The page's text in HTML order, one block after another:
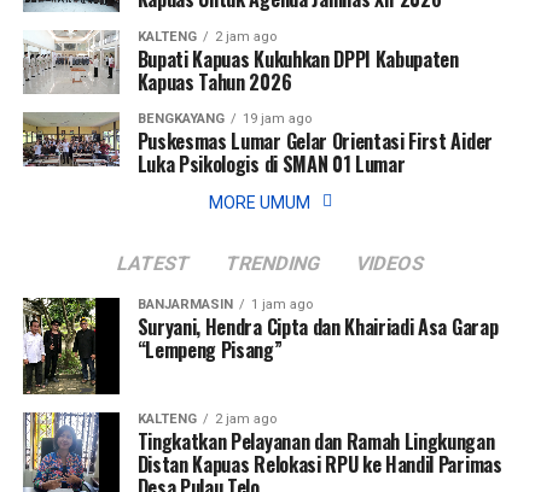
KALTENG 2 jam ago
Bupati Kapuas Kukuhkan DPPI Kabupaten
Kapuas Tahun 2026
BENGKAYANG 19 jam ago
Puskesmas Lumar Gelar Orientasi First Aider
Luka Psikologis di SMAN 01 Lumar
MORE UMUM
LATEST TRENDING VIDEOS
BANJARMASIN 1 jam ago
Suryani, Hendra Cipta dan Khairiadi Asa Garap
“Lempeng Pisang”
KALTENG 2 jam ago
Tingkatkan Pelayanan dan Ramah Lingkungan
Distan Kapuas Relokasi RPU ke Handil Parimas